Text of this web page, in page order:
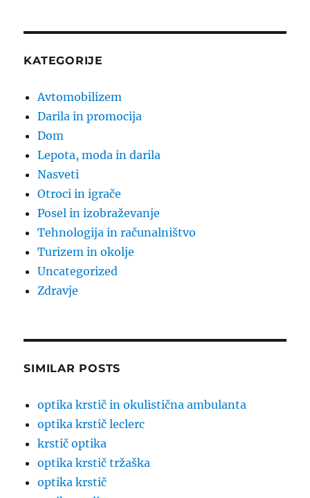
KATEGORIJE
Avtomobilizem
Darila in promocija
Dom
Lepota, moda in darila
Nasveti
Otroci in igrače
Posel in izobraževanje
Tehnologija in računalništvo
Turizem in okolje
Uncategorized
Zdravje
SIMILAR POSTS
optika krstič in okulistična ambulanta
optika krstič leclerc
krstič optika
optika krstič tržaška
optika krstič